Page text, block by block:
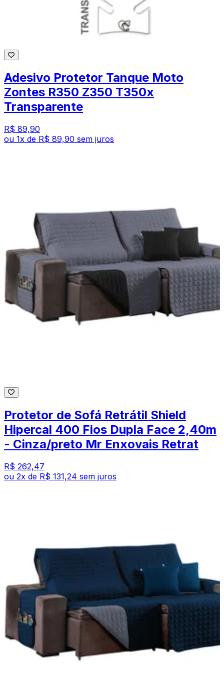
Adesivo Protetor Tanque Moto
Zontes R350 Z350 T350x
Transparente
R$ 89,90
ou 1x de R$ 89,90 sem juros
Protetor de Sofá Retrátil Shield
Hipercal 400 Fios Dupla Face 2,40m
- Cinza/preto Mr Enxovais Retrat
R$ 262,47
ou 2x de R$ 131,24 sem juros